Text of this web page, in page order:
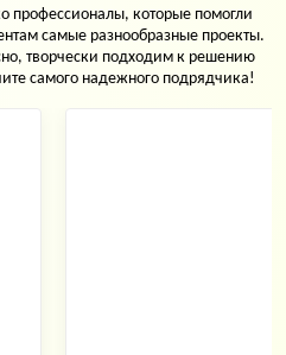
профессионалы, которые помогли
самые разнообразные проекты.
творчески подходим к решению
самого надежного подрядчика!